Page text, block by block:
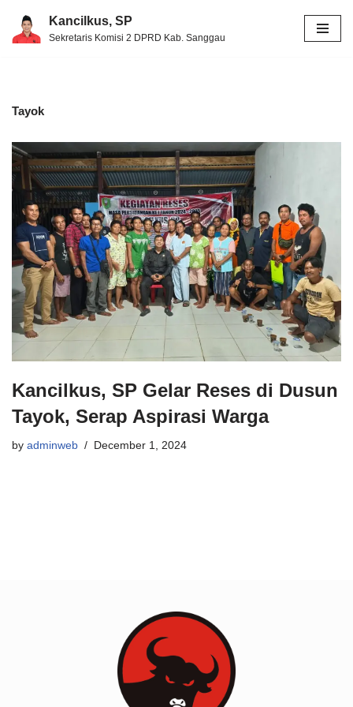
Skip
Kancilkus, SP
Sekretaris Komisi 2 DPRD Kab. Sanggau
Tayok
Kancilkus, SP Gelar Reses di Dusun
Tayok, Serap Aspirasi Warga
by adminweb December 1, 2024